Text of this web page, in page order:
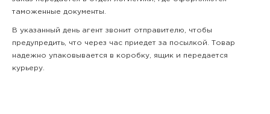
таможенные документы.
В указанный день агент звонит отправителю, чтобы
предупредить, что через час приедет за посылкой. Товар
надежно упаковывается в коробку, ящик и передается
курьеру.